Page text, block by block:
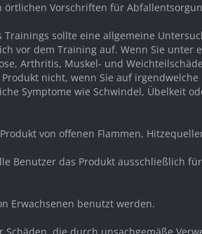
örtlichen Vorschriften für
Trainings sollte eine allgemeine
vor dem Training auf. Wenn Sie
Arthritis, Muskel- und
nicht, wenn Sie auf
Symptome wie Schwindel, Übelkeit
von offenen Flammen,
Benutzer das Produkt ausschließlich
Erwachsenen benutzt werden.